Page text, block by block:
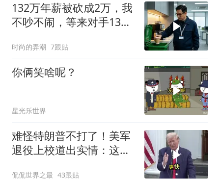
132万年薪被砍成2万，我
不吵不闹，等来对手13倍
时尚的弄潮 7跟贴
你俩笑啥呢？
星光乐世界
难怪特朗普不打了！美军
退役上校道出实情：这场
侃侃世界之最 43跟贴